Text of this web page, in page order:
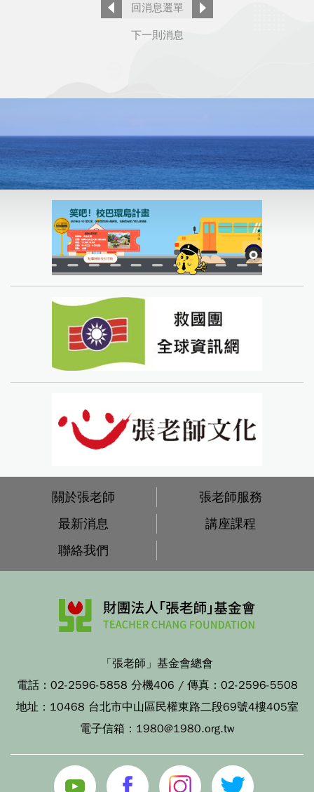
回消息選單
下一則消息
關於張老師
張老師服務
最新消息
講座課程
聯絡我們
「張老師」基金會總會
電話： 02-2596-5858 分機406 / 傳真： 02-2596-5508
地址： 10468 台北市中山區民權東路二段69號4樓405室
電子信箱： 1980@1980.org.tw